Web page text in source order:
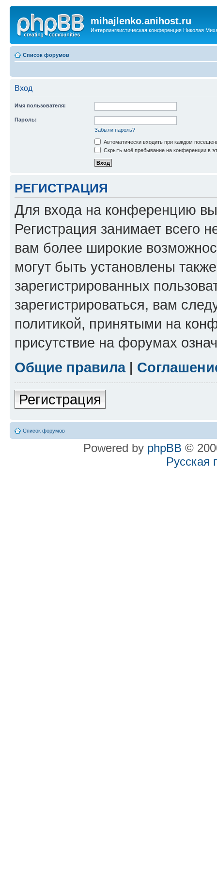
mihajlenko.anihost.ru
Интерлингвистическая конференция Николая
Список форумов
Вход
Имя пользователя:
Пароль:
Забыли пароль?
Автоматически входить при каждом
Скрыть моё пребывание на конференции в
РЕГИСТРАЦИЯ
Для входа на конференцию
Регистрация занимает всего
вам более широкие
могут быть установлены
зарегистрированных
зарегистрироваться, вам
политикой, принятыми на
присутствие на форумах
Общие правила|
Регистрация
Список форумов
Powered by phpBB ©
Русская